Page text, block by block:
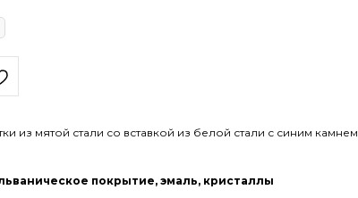
из мятой стали со вставкой из белой стали с синим камнем
покрытие, эмаль, кристаллы